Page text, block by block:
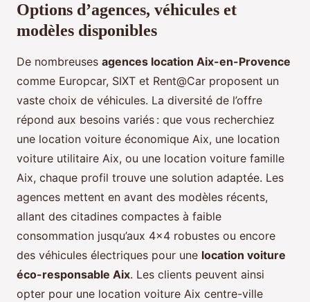
Options d’agences, véhicules et
modèles disponibles
De nombreuses agences location Aix-en-Provence
comme Europcar, SIXT et Rent@Car proposent un
vaste choix de véhicules. La diversité de l’offre
répond aux besoins variés : que vous recherchiez
une location voiture économique Aix, une location
voiture utilitaire Aix, ou une location voiture famille
Aix, chaque profil trouve une solution adaptée. Les
agences mettent en avant des modèles récents,
allant des citadines compactes à faible
consommation jusqu’aux 4x4 robustes ou encore
des véhicules électriques pour une location voiture
éco-responsable Aix. Les clients peuvent ainsi
opter pour une location voiture Aix centre-ville